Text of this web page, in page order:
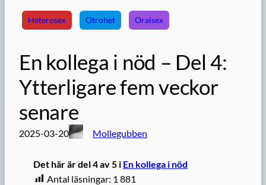
Heterosex Otrohet Oralsex
En kollega i nöd – Del 4:
Ytterligare fem veckor
senare
2025-03-20 Mollegubben
Det här är del 4 av 5 i En kollega i nöd
Antal läsningar: 1 881